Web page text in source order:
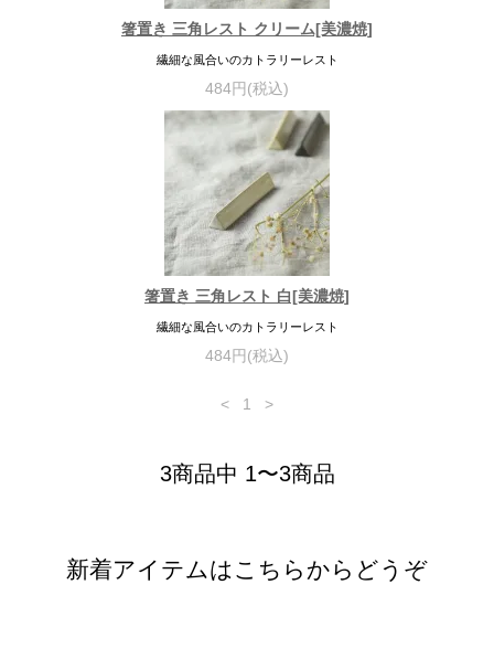
箸置き 三角レスト クリーム[美濃焼]
繊細な風合いのカトラリーレスト
484円(税込)
箸置き 三角レスト 白[美濃焼]
繊細な風合いのカトラリーレスト
484円(税込)
< 1 >
3商品中 1〜3商品
新着アイテムはこちらからどうぞ